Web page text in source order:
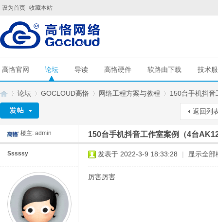
设为首页 收藏本站
高恪官网 论坛 导读 高恪硬件 软路由下载 技术
»
论坛
›
GOCLOUD高恪
›
网络工程方案与教程
›
150台手机抖
返回列
楼主: admin 150台手机抖音工作室案例（4台
Sssssy 发表于 2022-3-9 18:33:28 | 显示全部
厉害厉害